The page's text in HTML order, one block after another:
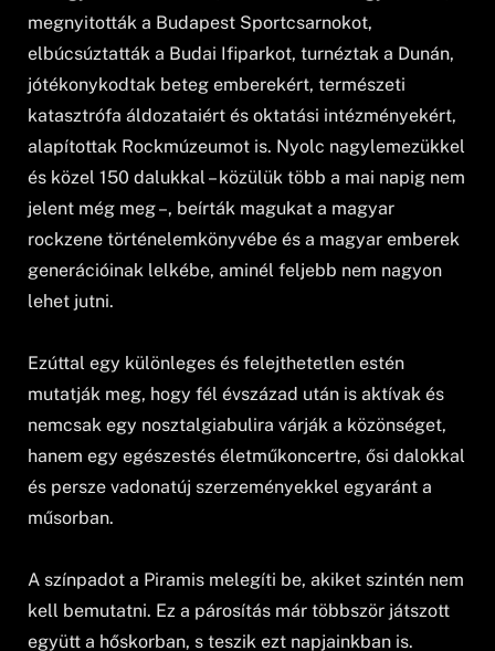
megnyitották a Budapest Sportcsarnokot,
elbúcsúztatták a Budai Ifiparkot, turnéztak a Dunán,
jótékonykodtak beteg emberekért, természeti
katasztrófa áldozataiért és oktatási intézményekért,
alapítottak Rockmúzeumot is. Nyolc nagylemezükkel
és közel 150 dalukkal – közülük több a mai napig nem
jelent még meg –, beírták magukat a magyar
rockzene történelemkönyvébe és a magyar emberek
generációinak lelkébe, aminél feljebb nem nagyon
lehet jutni.
Ezúttal egy különleges és felejthetetlen estén
mutatják meg, hogy fél évszázad után is aktívak és
nemcsak egy nosztalgiabulira várják a közönséget,
hanem egy egészestés életműkoncertre, ősi dalokkal
és persze vadonatúj szerzeményekkel egyaránt a
műsorban.
A színpadot a Piramis melegíti be, akiket szintén nem
kell bemutatni. Ez a párosítás már többször játszott
együtt a hőskorban, s teszik ezt napjainkban is.